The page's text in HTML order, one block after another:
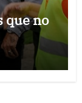
que no